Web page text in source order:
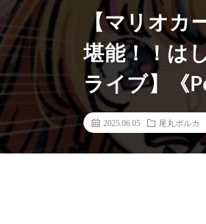
【マリオカ
堪能！！は
ライブ】《
2025.06.05 尾丸ポルカ